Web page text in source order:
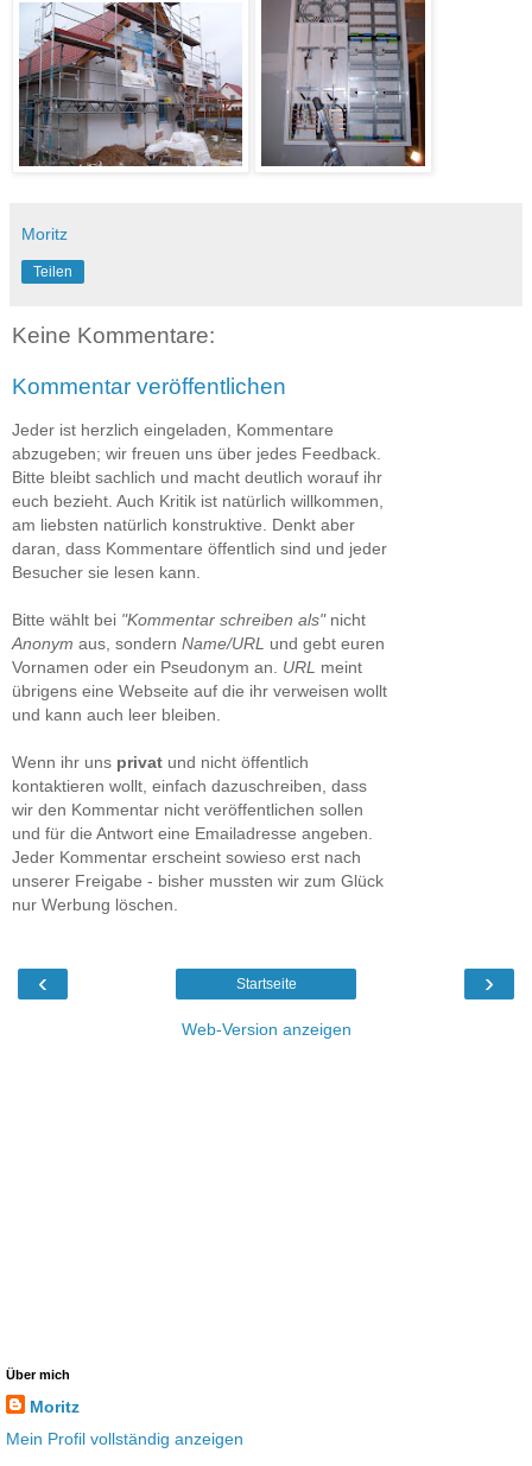
Moritz
Teilen
Keine Kommentare:
Kommentar veröffentlichen
Jeder ist herzlich eingeladen, Kommentare
abzugeben; wir freuen uns über jedes Feedback.
Bitte bleibt sachlich und macht deutlich worauf ihr
euch bezieht. Auch Kritik ist natürlich willkommen,
am liebsten natürlich konstruktive. Denkt aber
daran, dass Kommentare öffentlich sind und jeder
Besucher sie lesen kann.
Bitte wählt bei "Kommentar schreiben als"nicht
Anonym aus, sondern Name/URL und gebt euren
Vornamen oder ein Pseudonym an. URL meint
übrigens eine Webseite auf die ihr verweisen wollt
und kann auch leer bleiben.
Wenn ihr uns privat und nicht öffentlich
kontaktieren wollt, einfach dazuschreiben, dass
wir den Kommentar nicht veröffentlichen sollen
und für die Antwort eine Emailadresse angeben.
Jeder Kommentar erscheint sowieso erst nach
unserer Freigabe - bisher mussten wir zum Glück
nur Werbung löschen.
‹ ›
Startseite
Web-Version anzeigen
Über mich
Moritz
Mein Profil vollständig anzeigen